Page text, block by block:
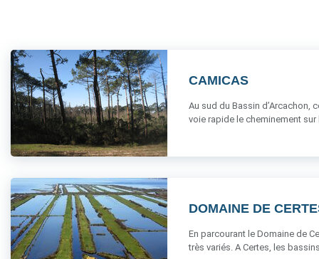
CAMICAS
Au sud du Bassin d’Arcachon,
voie rapide le cheminement sur
DOMAINE DE
En parcourant le Domaine de
très variés. A Certes, les